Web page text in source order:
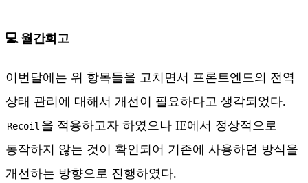
💻 월간회고
이번달에는 위 항목들을 고치면서 프론트엔드의 전역
상태 관리에 대해서 개선이 필요하다고 생각되었다.
Recoil 을 적용하고자 하였으나 IE에서 정상적으로
동작하지 않는 것이 확인되어 기존에 사용하던 방식을
개선하는 방향으로 진행하였다.